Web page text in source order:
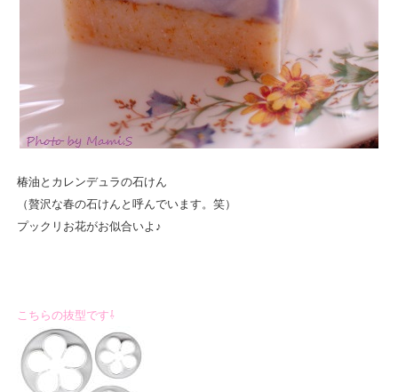
椿油とカレンデュラの石けん
（贅沢な春の石けんと呼んでいます。笑）
プックリお花がお似合いよ♪
こちらの抜型です⇩